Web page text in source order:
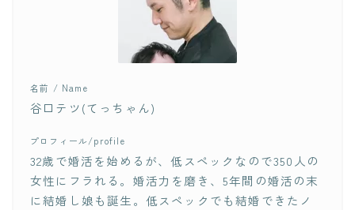
名前 / Name
谷口テツ(てっちゃん)
プロフィール/profile
32歳で婚活を始めるが、低スペックなので350人の
女性にフラれる。婚活力を磨き、5年間の婚活の末
に結婚し娘も誕生。低スペックでも結婚できたノ